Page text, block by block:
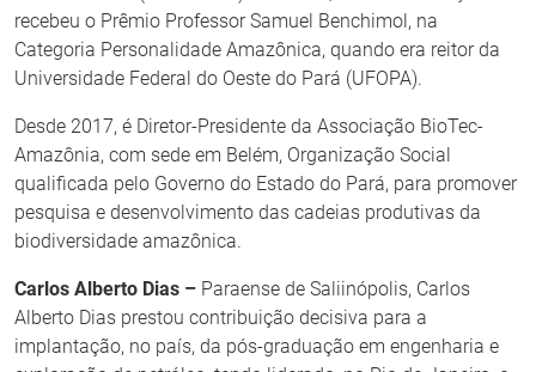
recebeu o Prêmio Professor Samuel Benchimol, na
Categoria Personalidade Amazônica, quando era reitor da
Universidade Federal do Oeste do Pará (UFOPA).
Desde 2017, é Diretor-Presidente da Associação BioTec-
Amazônia, com sede em Belém, Organização Social
qualificada pelo Governo do Estado do Pará, para promover
pesquisa e desenvolvimento das cadeias produtivas da
biodiversidade amazônica.
Carlos Alberto Dias – Paraense de Saliinópolis, Carlos
Alberto Dias prestou contribuição decisiva para a
implantação, no país, da pós-graduação em engenharia e